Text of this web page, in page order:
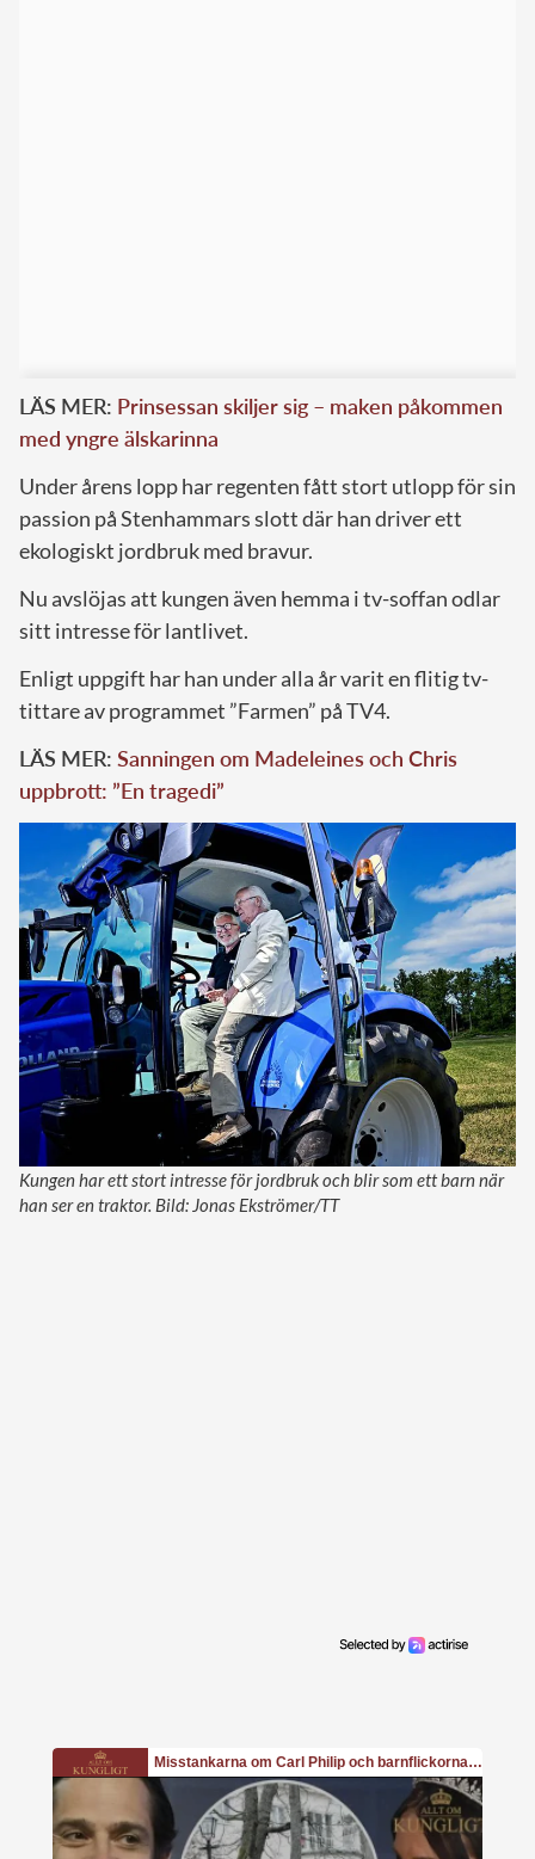
LÄS MER: Prinsessan skiljer sig – maken påkommen
med yngre älskarinna
Under årens lopp har regenten fått stort utlopp för sin
passion på Stenhammars slott där han driver ett
ekologiskt jordbruk med bravur.
Nu avslöjas att kungen även hemma i tv-soffan odlar
sitt intresse för lantlivet.
Enligt uppgift har han under alla år varit en flitig tv-
tittare av programmet ”Farmen” på TV4.
LÄS MER: Sanningen om Madeleines och Chris
uppbrott: ”En tragedi”
Kungen har ett stort intresse för jordbruk och blir som ett barn när
han ser en traktor. Bild: Jonas Ekströmer/TT